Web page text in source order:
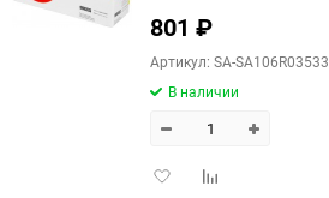
801 ₽
Артикул: SA-SA106R03533
В наличии
ДобавитьДобавить